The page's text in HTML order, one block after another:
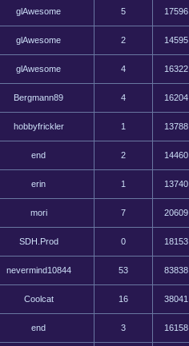
glAwesome 5 17596
glAwesome 2 14595
glAwesome 4 16322
Bergmann89 4 16204
hobbyfrickler 1 13788
end 2 14460
erin 1 13740
mori 7 20609
SDH.Prod 0 18153
nevermind10844 53 83838
Coolcat 16 38041
end 3 16158